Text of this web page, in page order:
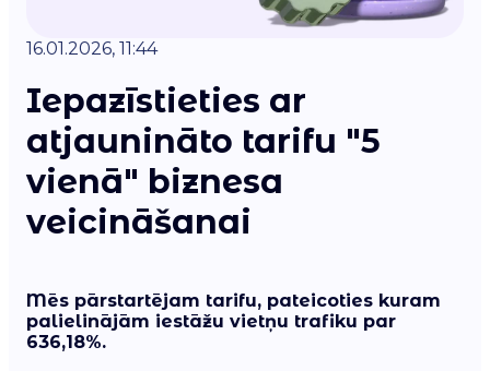
16.01.2026, 11:44
Iepazīstieties ar
atjaunināto tarifu "5
vienā" biznesa
veicināšanai
Mēs pārstartējam tarifu, pateicoties kuram
palielinājām iestāžu vietņu trafiku par
636,18%.